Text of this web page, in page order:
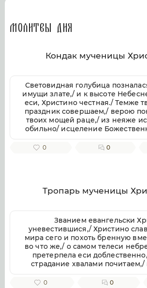
Молитвы дня
Кондак мученицы
Световидная голубица
имущи злате,/ и к высоте
еси, Христино честная./ Темже
праздник совершаем,/ верою
твоих мощей раце,/ из неяже
обильно/ исцеление
же и телом.
0 0
Тропарь мученицы
Званием евангельски
уневестившися,/ Христино
мира сего и похоть бренную
во что же,/ о самом телеси
претерпела еси
страдание хвалами
Христу
0 0